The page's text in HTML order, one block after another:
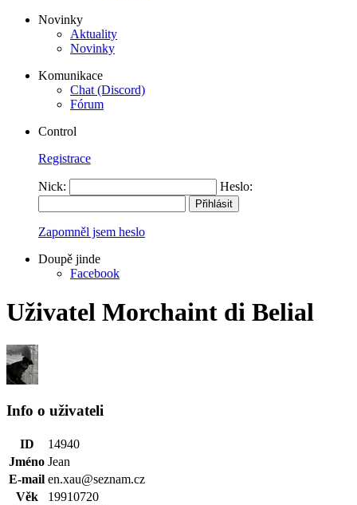
Novinky
Aktuality
Novinky
Komunikace
Chat (Discord)
Fórum
Control
Registrace
Nick: Heslo:
Zapomněl jsem heslo
Doupě jinde
Facebook
Uživatel Morchaint di Belial
Info o uživateli
ID
14940
Jméno Jean
E-mail en.xau@seznam.cz
Věk
19910720